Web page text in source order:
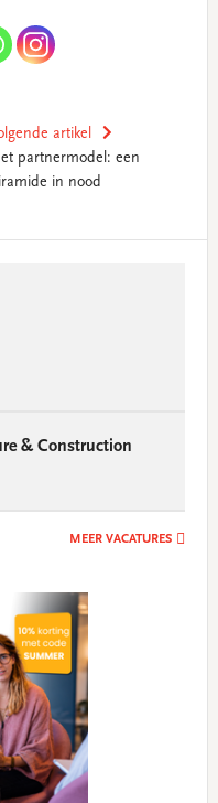
artikel
partnermodel: een
in nood
& Construction
MEER VACATURES